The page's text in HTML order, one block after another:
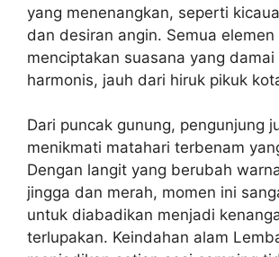
yang menenangkan, seperti
dan desiran angin. Semua elemen
menciptakan suasana yang damai
harmonis, jauh dari hiruk pikuk
Dari puncak gunung, pengunjung
menikmati matahari terbenam
Dengan langit yang berubah
jingga dan merah, momen ini
untuk diabadikan menjadi
terlupakan. Keindahan alam